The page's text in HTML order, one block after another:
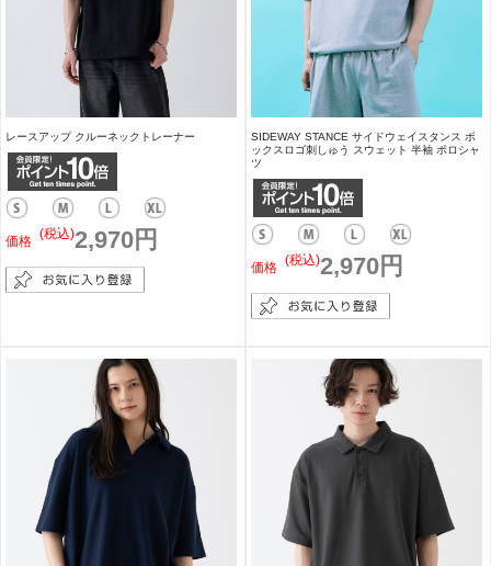
レースアップ クルーネックトレーナー
価格 2,970円
(税込)
SIDEWAY STANCE サイドウェイスタンス ボ
ックスロゴ刺しゅう スウェット 半袖 ポロシャ
ツ
価格 2,970円
(税込)